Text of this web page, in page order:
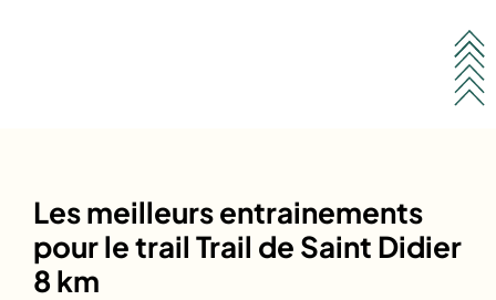
Les meilleurs entrainements
pour le trail Trail de Saint Didier
8 km